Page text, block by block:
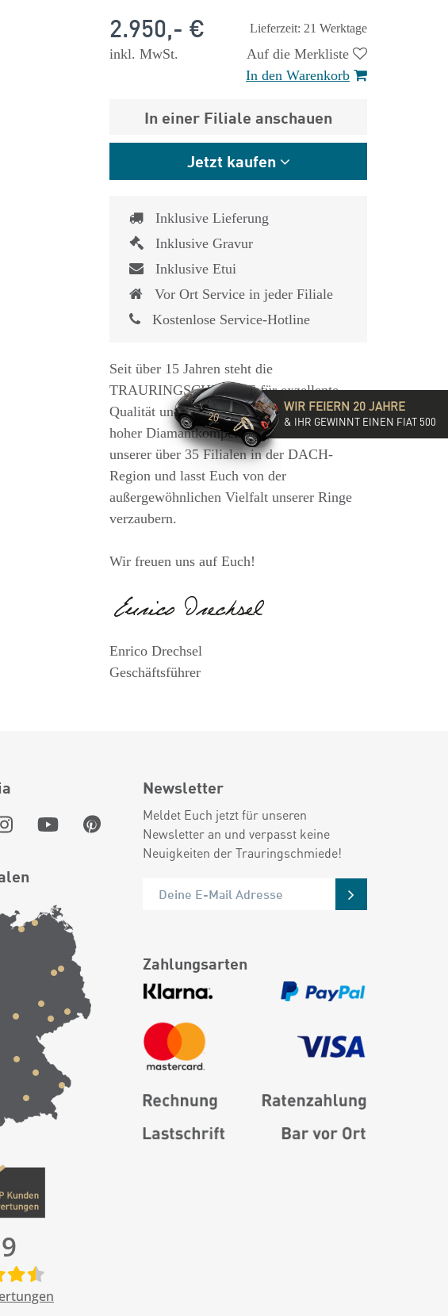
Lieferzeit: 21 Werktage
2.950,- €
inkl. MwSt.
Auf die Merkliste
In den Warenkorb
In einer Filiale anschauen
Jetzt kaufen
Inklusive Lieferung
Inklusive Gravur
Inklusive Etui
Vor Ort Service in jeder Filiale
Kostenlose Service-Hotline
Seit über 15 Jahren steht die
TRAURINGSCHMIEDE für exzellente
Qualität und hochwertige Beratung mit
hoher Diamantkompetenz. Besucht eine
unserer über 35 Filialen in der DACH-
Region und lasst Euch von der
außergewöhnlichen Vielfalt unserer Ringe
verzaubern.
Wir freuen uns auf Euch!
Enrico Drechsel
Geschäftsführer
Newsletter
Meldet Euch jetzt für unseren
Newsletter an und verpasst keine
Neuigkeiten der Trauringschmiede!
Zahlungsarten
WIR FEIERN 20 JAHRE
& IHR GEWINNT EINEN FIAT 500